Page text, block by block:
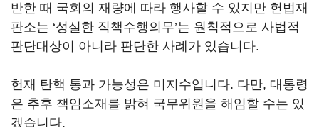
반한 때 국회의 재량에 따라 행사할 수 있지만 헌법재
판소는 ‘성실한 직책수행의무’는 원칙적으로 사법적
판단대상이 아니라 판단한 사례가 있습니다.
헌재 탄핵 통과 가능성은 미지수입니다. 다만, 대통령
은 추후 책임소재를 밝혀 국무위원을 해임할 수는 있
겠습니다.